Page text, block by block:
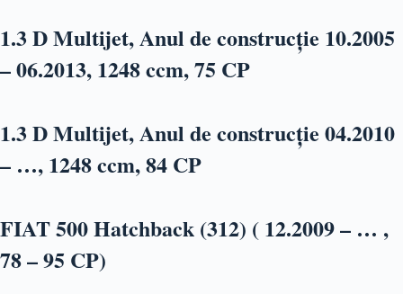
1.3 D Multijet, Anul de construcție 10.2005
– 06.2013, 1248 ccm, 75 CP
1.3 D Multijet, Anul de construcție 04.2010
– …, 1248 ccm, 84 CP
FIAT 500 Hatchback (312) ( 12.2009 – … ,
78 – 95 CP)